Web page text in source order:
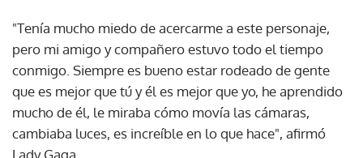
"Tenía mucho miedo de acercarme a este personaje,
pero mi amigo y compañero estuvo todo el tiempo
conmigo. Siempre es bueno estar rodeado de gente
que es mejor que tú y él es mejor que yo, he aprendido
mucho de él, le miraba cómo movía las cámaras,
cambiaba luces, es increíble en lo que hace", afirmó
Lady Gaga.